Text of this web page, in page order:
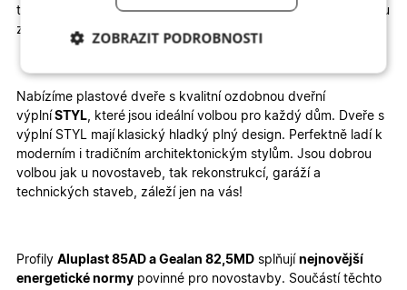
týdny doprava. Velkou výhodou je jednoduchámontáž
, kterou
zvládnete sami –stačí si přečístmontážní návod
Nabízíme plastové dveře s kvalitní ozdobnou dveřní
výplní STYL, které jsou ideální volbou pro každý dům. Dveře s
výplní STYL mají klasický hladký plný design. Perfektně ladí k
moderním i tradičním architektonickým stylům. Jsou dobrou
volbou jak u novostaveb, tak rekonstrukcí, garáží a
technických staveb, záleží jen na vás!
Profily Aluplast 85AD a Gealan 82,5MD splňují nejnovější
energetické normy povinné pro novostavby. Součástí těchto
ZOBRAZIT PODROBNOSTI
Nezbytně nutné
cookies
Analytické
cookies
Marketingové
cookies
Funkční cookies